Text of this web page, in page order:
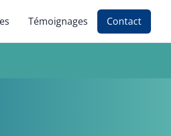
Témoignages Contact